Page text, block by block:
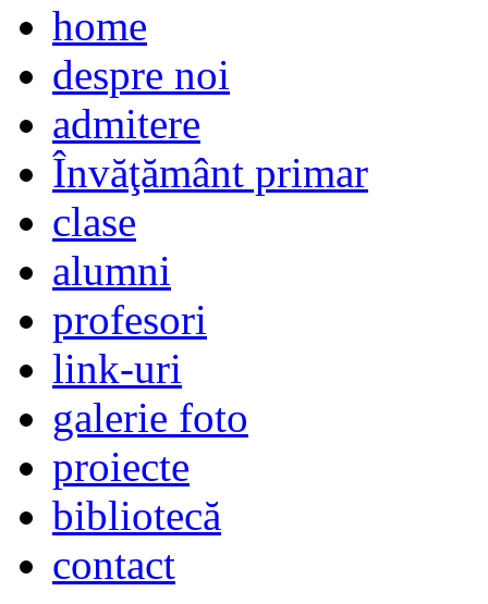
home
despre noi
admitere
Învăţământ primar
clase
alumni
profesori
link-uri
galerie foto
proiecte
bibliotecă
contact